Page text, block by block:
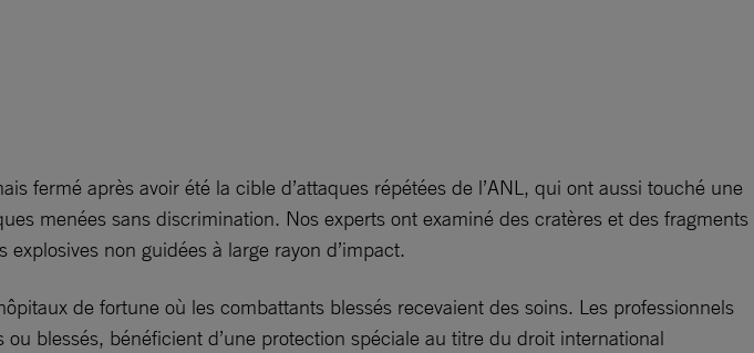
fermé après avoir été la cible d’attaques répétées de l’ANL, qui ont aussi touché une
menées sans discrimination. Nos experts ont examiné des cratères et des fragments
non guidées à large rayon d’impact.
de fortune où les combattants blessés recevaient des soins. Les professionnels
blessés, bénéficient d’une protection spéciale au titre du droit international